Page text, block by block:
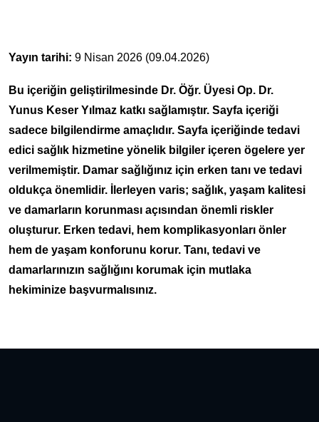
Yayın tarihi: 9 Nisan 2026 (09.04.2026)
Bu içeriğin geliştirilmesinde Dr. Öğr. Üyesi Op. Dr.
Yunus Keser Yılmaz katkı sağlamıştır. Sayfa içeriği
sadece bilgilendirme amaçlıdır. Sayfa içeriğinde tedavi
edici sağlık hizmetine yönelik bilgiler içeren ögelere yer
verilmemiştir. Damar sağlığınız için erken tanı ve tedavi
oldukça önemlidir. İlerleyen varis; sağlık, yaşam kalitesi
ve damarların korunması açısından önemli riskler
oluşturur. Erken tedavi, hem komplikasyonları önler
hem de yaşam konforunu korur. Tanı, tedavi ve
damarlarınızın sağlığını korumak için mutlaka
hekiminize başvurmalısınız.